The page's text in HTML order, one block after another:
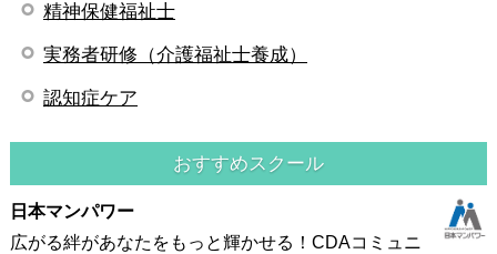
精神保健福祉士
実務者研修（介護福祉士養成）
認知症ケア
おすすめスクール
日本マンパワー
広がる絆があなたをもっと輝かせる！CDAコミュニ